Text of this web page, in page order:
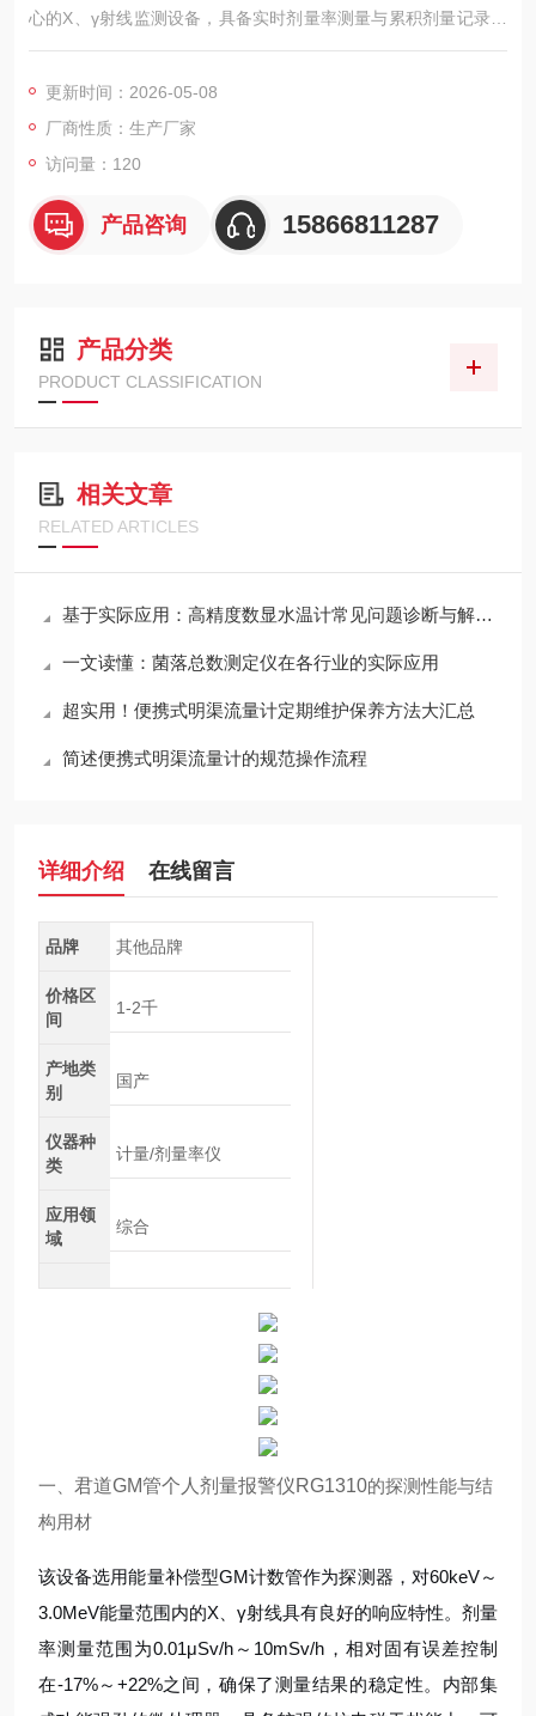
心的X、γ射线监测设备，具备实时剂量率测量与累积剂量记录功
能，支持声音、闪光、振动三种报警方式任意组合，操作简便可
更新时间：2026-05-08
厂商性质：生产厂家
访问量：120
产品咨询 15866811287
产品分类
PRODUCT CLASSIFICATION
相关文章
RELATED ARTICLES
基于实际应用：高精度数显水温计常见问题诊断与解决策略
一文读懂：菌落总数测定仪在各行业的实际应用
超实用！便携式明渠流量计定期维护保养方法大汇总
简述便携式明渠流量计的规范操作流程
详细介绍 在线留言
品牌 其他品牌
价格区
间
1-2千
产地类
别
国产
仪器种
类
计量/剂量率仪
应用领
域
综合
一、 君道GM管个人剂量报警仪RG1310的探测性能与结
构用材
该设备选用能量补偿型GM计数管作为探测器，对60keV～
3.0MeV能量范围内的X、γ射线具有良好的响应特性。剂量
率测量范围为0.01μSv/h～10mSv/h，相对固有误差控制
在-17%～+22%之间，确保了测量结果的稳定性。内部集